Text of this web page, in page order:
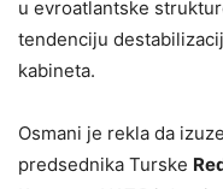
u evroatlantske
tendenciju
kabineta.
Osmani je rekla da
predsednika Turske